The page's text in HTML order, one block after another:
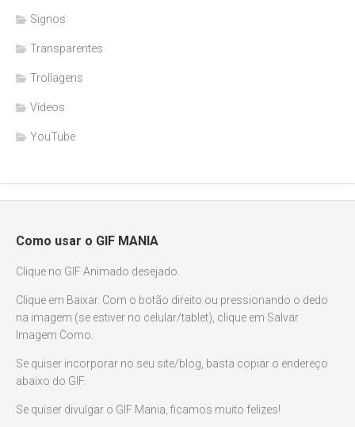
Signos
Transparentes
Trollagens
Vídeos
YouTube
Como usar o GIF MANIA
Clique no GIF Animado desejado.
Clique em Baixar. Com o botão direito ou pressionando o dedo
na imagem (se estiver no celular/tablet), clique em Salvar
Imagem Como.
Se quiser incorporar no seu site/blog, basta copiar o endereço
abaixo do GIF.
Se quiser divulgar o GIF Mania, ficamos muito felizes!